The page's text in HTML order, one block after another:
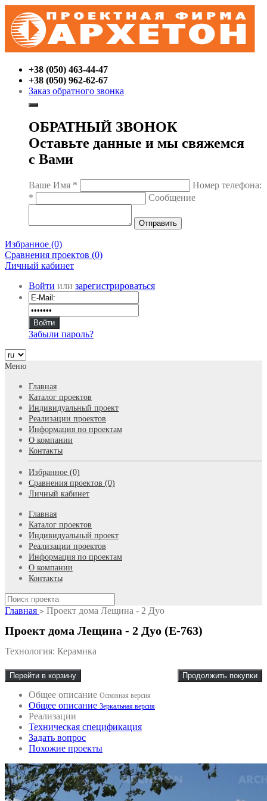
+38 (050) 463-44-47
+38 (050) 962-62-67
Заказ обратного звонка
ОБРАТНЫЙ ЗВОНОК
Оставьте данные и мы свяжемся
с Вами
Ваше Имя *
Номер телефона:
*
Сообщение
Избранное (0)
Сравнения проектов (0)
Личный кабинет
Войти или зарегистрироваться
Забыли пароль?
Меню
Главная
Каталог проектов
Индивидуальный проект
Реализации проектов
Информация по проектам
О компании
Контакты
Избранное (0)
Сравнения проектов (0)
Личный кабинет
Главная
Каталог проектов
Индивидуальный проект
Реализации проектов
Информация по проектам
О компании
Контакты
Главная > Проект дома Лещина - 2 Дуо
Проект дома Лещина - 2 Дуо (E-763)
Технология: Керамика
Перейти в корзину Продолжить покупки
Общее описание Основная версия
Общее описание Зеркальная версия
Реализации
Техническая спецификация
Задать вопрос
Похожие проекты